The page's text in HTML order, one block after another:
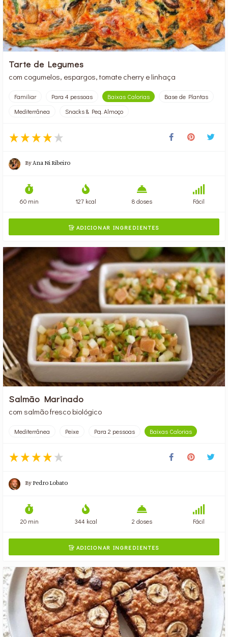
Tarte de Legumes
com cogumelos, espargos, tomate cherry e linhaça
Familiar Para 4 pessoas Baixas Calorias
Base de Plantas
Mediterrânea
Snacks & Peq. Almoço
By Ana Ni Ribeiro
60 min 127 kcal 8 doses Fácil
ADICIONAR INGREDIENTES
Salmão Marinado
com salmão fresco biológico
Mediterrânea Peixe Para 2 pessoas Baixas Calorias
ByPedro Lobato
20 min 344 kcal 2 doses Fácil
ADICIONAR INGREDIENTES